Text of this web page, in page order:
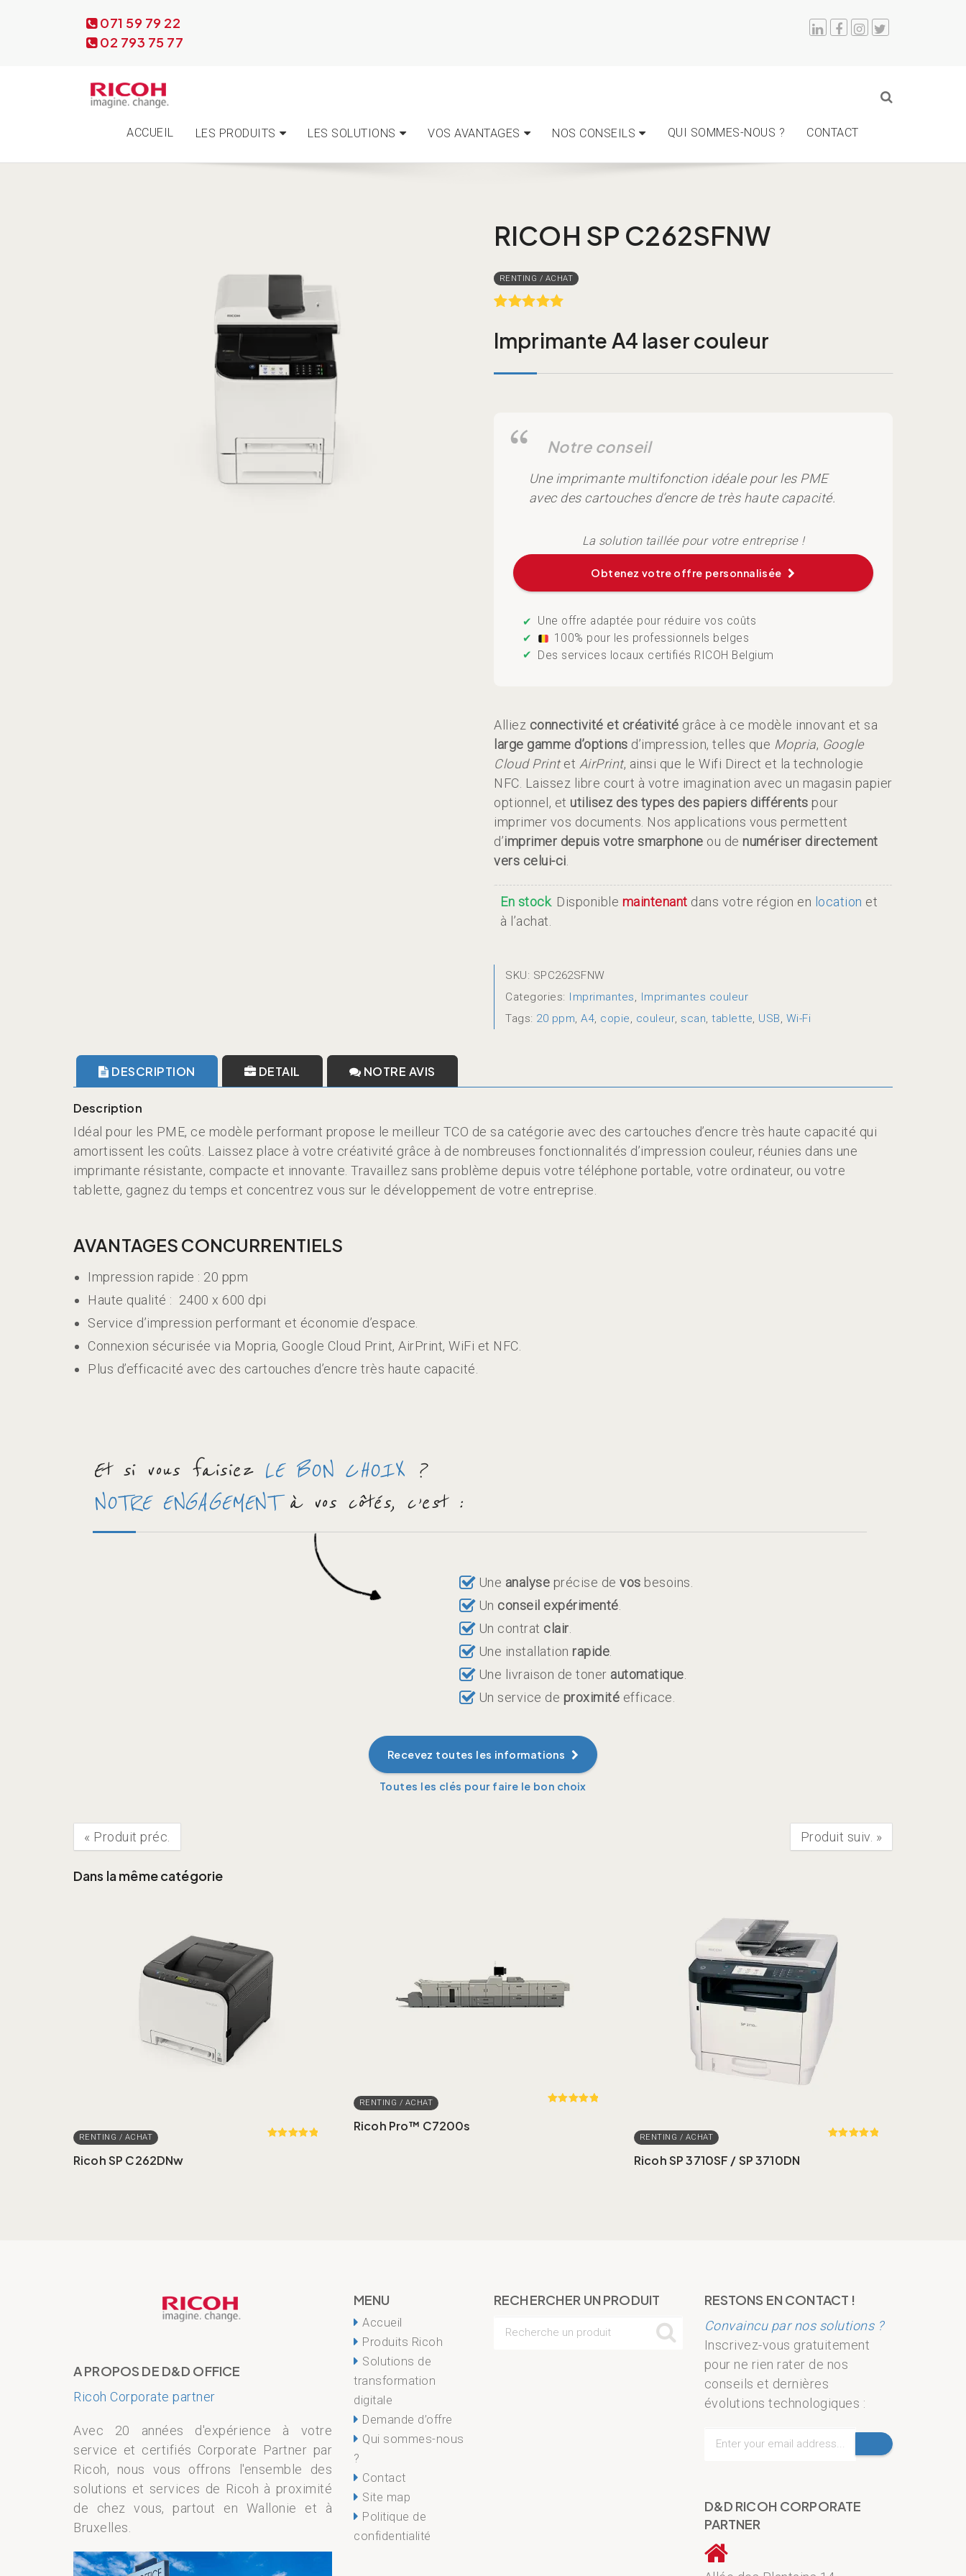
071 59 79 22
02 793 75 77
ACCUEIL LES PRODUITS LES SOLUTIONS VOS AVANTAGES NOS CONSEILS QUI SOMMES-NOUS ? CONTACT
RICOH SP C262SFNW
out of 5
based on
rating
Imprimante A4 laser couleur
Une imprimante multifonction idéale pour les PME
avec des cartouches d’encre de très haute capacité.
Obtenez votre offre personnalisée
Alliez connectivité et créativité grâce à ce modèle innovant et sa
large gamme d’options d’impression, telles que Mopria, Google
Cloud Printet AirPrint, ainsi que le Wifi Direct et la technologie
NFC. Laissez libre court à votre imagination avec un magasin papier
optionnel, et utilisez des types des papiers différents pour
imprimer vos documents. Nos applications vous permettent
d’imprimer depuis votre smarphone ou de numériser directement
vers celui-ci
En stock. Disponible maintenant dans votre région en location et
à l’achat.
SKU: SPC262SFNW
Categories: Imprimantes, Imprimantes couleur
Tags: 20 ppm,A4, copie, couleur,scan,tablette, USB, Wi-Fi
DESCRIPTION DETAIL NOTRE AVIS
Description
Idéal pour les PME, ce modèle performant propose le meilleur TCO de sa catégorie avec des cartouches d’encre très haute capacité qui
amortissent les coûts. Laissez place à votre créativité grâce à de nombreuses fonctionnalités d’impression couleur, réunies dans une
imprimante résistante, compacte et innovante. Travaillez sans problème depuis votre téléphone portable, votre ordinateur, ou votre
tablette, gagnez du temps et concentrez vous sur le développement de votre entreprise.
AVANTAGES CONCURRENTIELS
Impression rapide : 20 ppm
Haute qualité : 2400 x 600 dpi
Service d’impression performant et économie d’espace.
Connexion sécurisée via Mopria, Google Cloud Print, AirPrint, WiFi et NFC.
Plus d’efficacité avec des cartouches d’encre très haute capacité.
Et si vous faisiez LE BON CHOIX ?
NOTRE ENGAGEMENTà vos côtés, c’est :
Une analyse précise devos besoins.
Un conseil expérimenté
Un contrat clair
Une installation rapide
Une livraison de toner automatique
Un service de proximité efficace.
Recevez toutes les informations
« Produit préc. Produit suiv. »
Dans la même catégorie
Ricoh SP C262DNw
Ricoh Pro™ C7200s
Ricoh SP 3710SF / SP 3710DN
A PROPOS DE D&D OFFICE
Ricoh Corporate partner
Avec 20 années d'expérience à votre
service et certifiés Corporate Partner par
Ricoh, nous vous offrons l'ensemble des
solutions et services de Ricoh à proximité
de chez vous, partout en Wallonie et à
Bruxelles.
MENU
Accueil
Produits Ricoh
Solutions de
transformation
digitale
Demande d’offre
Qui sommes-nous
?
Contact
Site map
Politique de
confidentialité
RECHERCHER UN PRODUIT RESTONS EN CONTACT !
Convaincu par nos solutions ?
Inscrivez-vous gratuitement
pour ne rien rater de nos
conseils et dernières
évolutions technologiques :
D&D RICOH CORPORATE
PARTNER